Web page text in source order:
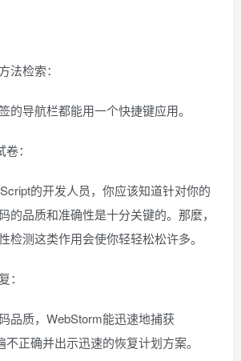
法检索：
的导航栏都能用一个快捷键应用。
：
的开发人员，你应该知道针对你的
的品质和准确性是十分关键的。那麼，
检测这类作用会使你轻轻松松许多。
：
品质，WebStorm能迅速地捕获
正确并出示迅速的恢复计划方案。